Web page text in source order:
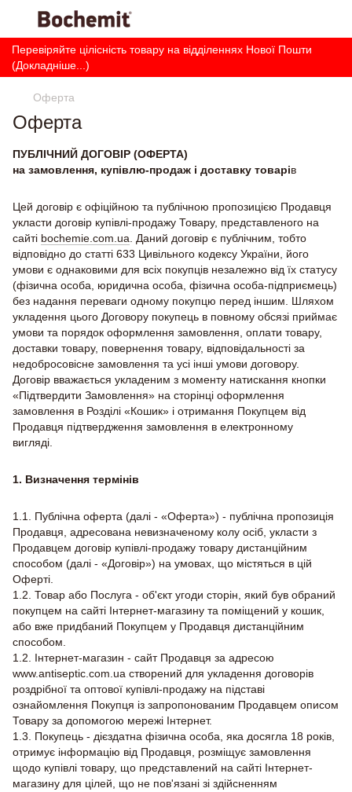
Перевіряйте цілісність товару на відділеннях Нової Пошти
(Докладніше...)
Оферта
Оферта
ПУБЛІЧНИЙ ДОГОВІР (ОФЕРТА)
на замовлення, купівлю-продаж і доставку товарів
Цей договір є офіційною та публічною пропозицією Продавця
укласти договір купівлі-продажу Товару, представленого на
сайті bochemie.com.ua . Даний договір є публічним, тобто
відповідно до статті 633 Цивільного кодексу України, його
умови є однаковими для всіх покупців незалежно від їх статусу
(фізична особа, юридична особа, фізична особа-підприємець)
без надання переваги одному покупцю перед іншим. Шляхом
укладення цього Договору покупець в повному обсязі приймає
умови та порядок оформлення замовлення, оплати товару,
доставки товару, повернення товару, відповідальності за
недобросовісне замовлення та усі інші умови договору.
Договір вважається укладеним з моменту натискання кнопки
«Підтвердити Замовлення» на сторінці оформлення
замовлення в Розділі «Кошик» і отримання Покупцем від
Продавця підтвердження замовлення в електронному
вигляді.
1. Визначення термінів
1.1. Публічна оферта (далі - «Оферта») - публічна пропозиція
Продавця, адресована невизначеному колу осіб, укласти з
Продавцем договір купівлі-продажу товару дистанційним
способом (далі - «Договір») на умовах, що містяться в цій
Оферті.
1.2. Товар або Послуга - об'єкт угоди сторін, який був обраний
покупцем на сайті Інтернет-магазину та поміщений у кошик,
або вже придбаний Покупцем у Продавця дистанційним
способом.
1.2. Інтернет-магазин - сайт Продавця за адресою
www.antiseptic.com.ua створений для укладення договорів
роздрібної та оптової купівлі-продажу на підставі
ознайомлення Покупця із запропонованим Продавцем описом
Товару за допомогою мережі Інтернет.
1.3. Покупець - дієздатна фізична особа, яка досягла 18 років,
отримує інформацію від Продавця, розміщує замовлення
щодо купівлі товару, що представлений на сайті Інтернет-
магазину для цілей, що не пов'язані зі здійсненням